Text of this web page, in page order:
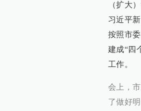
（扩大
习近平
按照市
建成“四
工作。
会上，
了做好